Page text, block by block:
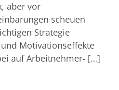
aber vor
scheuen
Strategie
Motivationseffekte
auf Arbeitnehmer- […]